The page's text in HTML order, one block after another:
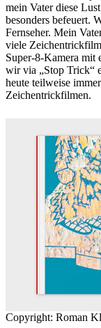
mein Vater diese
besonders befeuert.
Fernseher. Mein
viele
Super-8-Kamera mit
wir via „Stop Trick“
heute teilweise
Zeichentrickfilmen.
Copyright: Roman